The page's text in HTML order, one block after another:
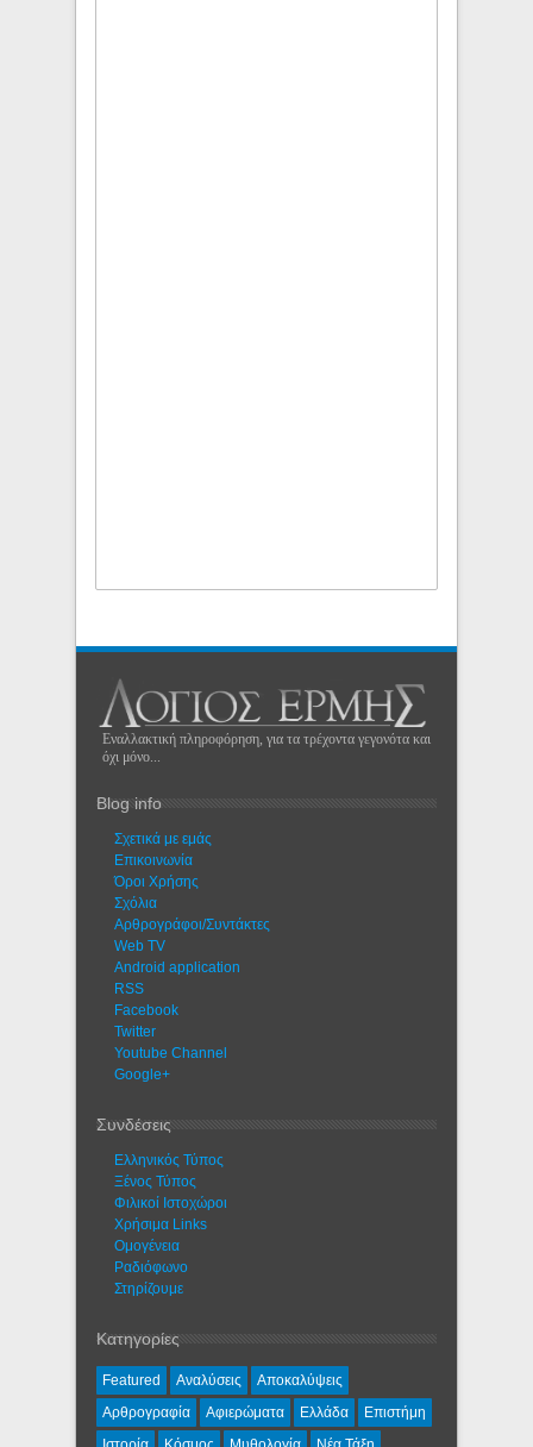
Εναλλακτική πληροφόρηση, για τα τρέχοντα γεγονότα και
όχι μόνο...
Blog info
Σχετικά με εμάς
Eπικοινωνία
Όροι Χρήσης
Σχόλια
Αρθρογράφοι/Συντάκτες
Web TV
Android application
RSS
Facebook
Twitter
Youtube Channel
Google+
Συνδέσεις
Ελληνικός Τύπος
Ξένος Τύπος
Φιλικοί Ιστοχώροι
Χρήσιμα Links
Ομογένεια
Ραδιόφωνο
Στηρίζουμε
Κατηγορίες
Featured Αναλύσεις
Αποκαλύψεις
Αρθρογραφία
Αφιερώματα Ελλάδα
Επιστήμη